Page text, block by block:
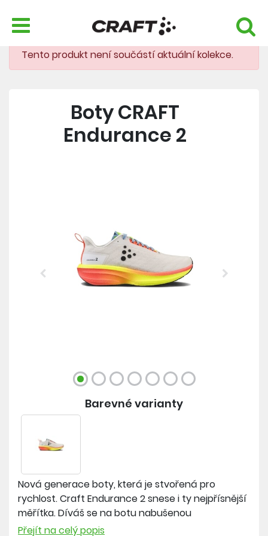
Tento produkt není součástí aktuální kolekce.
Boty CRAFT
Endurance 2
Previous Next
Nová generace boty, která je stvořená pro
rychlost. Craft Endurance 2 snese i ty nejpřísnější
měřítka. Díváš se na botu nabušenou
technologiemi, které ti pomohou při každém kroku.
Přejít na celý popis
Barevné varianty